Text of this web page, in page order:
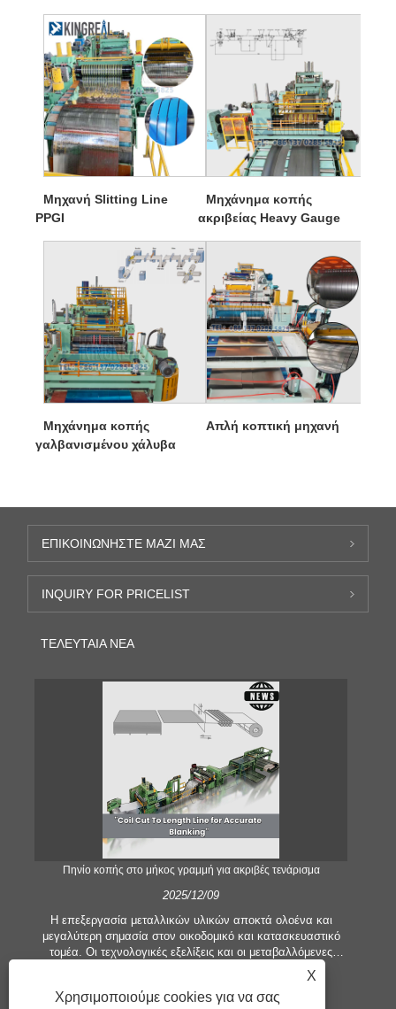
Μηχανή Slitting Line
PPGI
Μηχάνημα κοπής
ακριβείας Heavy Gauge
Μηχάνημα κοπής
γαλβανισμένου χάλυβα
Απλή κοπτική μηχανή
ΕΠΙΚΟΙΝΩΝΉΣΤΕ ΜΑΖΊ ΜΑΣ
INQUIRY FOR PRICELIST
ΤΕΛΕΥΤΑΊΑ ΝΈΑ
Πηνίο κοπής στο μήκος γραμμή για ακριβές τενάρισμα
2025/12/09
Η επεξεργασία μεταλλικών υλικών αποκτά ολοένα και
μεγαλύτερη σημασία στον οικοδομικό και κατασκευαστικό
τομέα. Οι τεχνολογικές εξελίξεις και οι μεταβαλλόμενες
προσδοκίες των πελατών αναγκάζουν τις εταιρείες να
πληρούν ολοένα και μεγαλύτερα κριτήρια παραγωγής και
απαιτήσεις ποιότητας. Οι συμβατικές τεχνικές επεξεργασίας
X
Χρησιμοποιούμε cookies για να σας